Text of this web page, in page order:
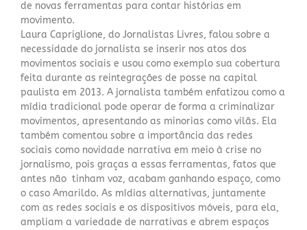
de novas ferramentas para contar histórias em
movimento.
Laura Capriglione, do Jornalistas Livres, falou sobre a
necessidade do jornalista se inserir nos atos dos
movimentos sociais e usou como exemplo sua cobertura
feita durante as reintegrações de posse na capital
paulista em 2013. A jornalista também enfatizou como a
mídia tradicional pode operar de forma a criminalizar
movimentos, apresentando as minorias como vilãs. Ela
também comentou sobre a importância das redes
sociais como novidade narrativa em meio à crise no
jornalismo, pois graças a essas ferramentas, fatos que
antes não tinham voz, acabam ganhando espaço, como
o caso Amarildo. As mídias alternativas, juntamente
com as redes sociais e os dispositivos móveis, para ela,
ampliam a variedade de narrativas e abrem espaços